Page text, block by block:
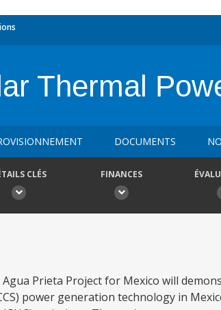
Thermal
DOCUMENTS
CLÉS FINANCES
Prieta Project for Mexico will
power generation technology in